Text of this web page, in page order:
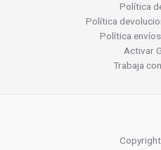
Política
Política
Política
Activar
Trabaja